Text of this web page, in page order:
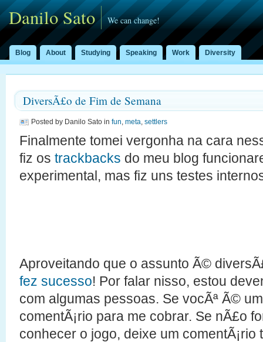
Danilo Sato We can change!
Blog About Studying Speaking Work Diversity
DiversÃ£o de Fim de Semana
Posted by Danilo Sato in fun, meta, settlers
Finalmente tomei vergonha na cara
fiz os trackbacks do meu blog
experimental, mas fiz uns testes
Aproveitando que o assunto Ã©
fez sucesso! Por falar nisso, estou
com algumas pessoas. Se vocÃª Ã©
comentÃ¡rio para me cobrar. Se nÃ£o
conhecer o jogo, deixe um